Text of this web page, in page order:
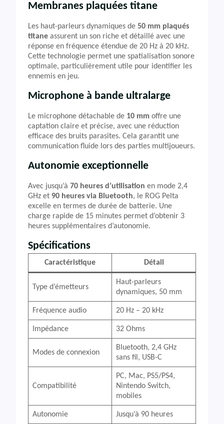
Membranes plaquées titane
Les haut-parleurs dynamiques de 50 mm plaqués
titane assurent un son riche et détaillé avec une
réponse en fréquence étendue de 20 Hz à 20 kHz.
Cette technologie permet une spatialisation sonore
optimale, particulièrement utile pour identifier les
ennemis en jeu.
Microphone à bande ultralarge
Le microphone détachable de 10 mm offre une
captation claire et précise, avec une réduction
efficace des bruits parasites. Cela garantit une
communication fluide lors des parties multijoueurs.
Autonomie exceptionnelle
Avec jusqu’à 70 heures d’utilisation en mode 2,4
GHz et 90 heures via Bluetooth, le ROG Pelta
excelle en termes de durée de batterie. Une
charge rapide de 15 minutes permet d’obtenir 3
heures supplémentaires d’autonomie.
Spécifications
Caractéristique Détail
Type d’émetteurs
Haut-parleurs
dynamiques, 50 mm
Fréquence audio 20 Hz – 20 kHz
Impédance 32 Ohms
Modes de connexion
Bluetooth, 2,4 GHz
sans fil, USB-C
Compatibilité
PC, Mac, PS5/PS4,
Nintendo Switch,
mobiles
Autonomie Jusqu’à 90 heures